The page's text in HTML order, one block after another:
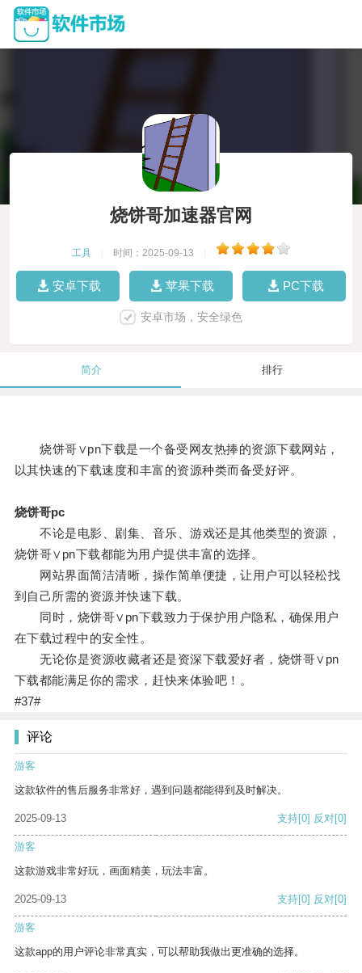
烧饼哥加速器官网
工具 时间：2025-09-13
安卓下载 苹果下载 PC下载
安卓市场，安全绿色
简介 排行
烧饼哥∨pn下载是一个备受网友热捧的资源下载网站，
以其快速的下载速度和丰富的资源种类而备受好评。
烧饼哥pc
不论是电影、剧集、音乐、游戏还是其他类型的资源，
烧饼哥∨pn下载都能为用户提供丰富的选择。
网站界面简洁清晰，操作简单便捷，让用户可以轻松找
到自己所需的资源并快速下载。
同时，烧饼哥∨pn下载致力于保护用户隐私，确保用户
在下载过程中的安全性。
无论你是资源收藏者还是资深下载爱好者，烧饼哥∨pn
下载都能满足你的需求，赶快来体验吧！。
#37#
评论
游客
这款软件的售后服务非常好，遇到问题都能得到及时解决。
2025-09-13 支持[0] 反对[0]
游客
这款游戏非常好玩，画面精美，玩法丰富。
2025-09-13 支持[0] 反对[0]
游客
这款app的用户评论非常真实，可以帮助我做出更准确的选择。